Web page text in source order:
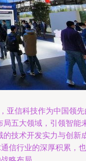
亚信科技作为中国领先
局五大领域，引领智能
的技术开发实力与创新
信行业的深厚积累，也